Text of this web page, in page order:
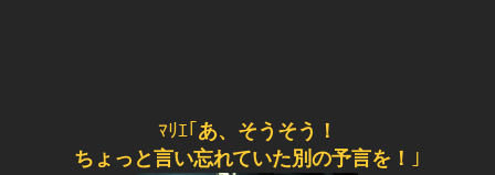
ﾏﾘｴ｢ あ、そうそう！
ちょっと言い忘れていた別の予言を！ ｣